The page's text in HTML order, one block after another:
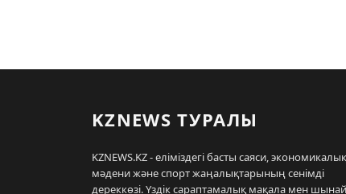
KZNEWS ТУРАЛЫ
KZNEWS.KZ - еліміздегі басты саяси,
мәдени және спорт жаңалықтарының сенімді
дереккөзі. Үздік сараптамалық мақала мен